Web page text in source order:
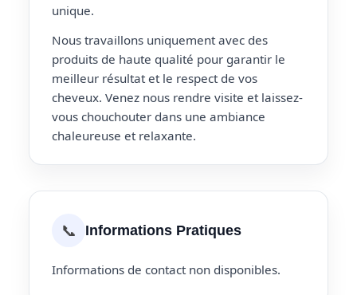
unique.
Nous travaillons uniquement avec des
produits de haute qualité pour garantir le
meilleur résultat et le respect de vos
cheveux. Venez nous rendre visite et laissez-
vous chouchouter dans une ambiance
chaleureuse et relaxante.
📞 Informations Pratiques
Informations de contact non disponibles.